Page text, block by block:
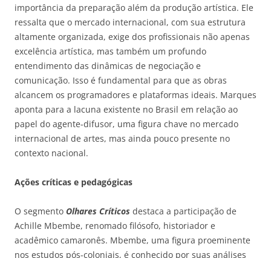
importância da preparação além da produção artística. Ele
ressalta que o mercado internacional, com sua estrutura
altamente organizada, exige dos profissionais não apenas
excelência artística, mas também um profundo
entendimento das dinâmicas de negociação e
comunicação. Isso é fundamental para que as obras
alcancem os programadores e plataformas ideais. Marques
aponta para a lacuna existente no Brasil em relação ao
papel do agente-difusor, uma figura chave no mercado
internacional de artes, mas ainda pouco presente no
contexto nacional.
Ações críticas e pedagógicas
O segmento Olhares Críticos destaca a participação de
Achille Mbembe, renomado filósofo, historiador e
acadêmico camaronês. Mbembe, uma figura proeminente
nos estudos pós-coloniais, é conhecido por suas análises